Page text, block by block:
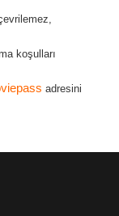
koşulları
adresini